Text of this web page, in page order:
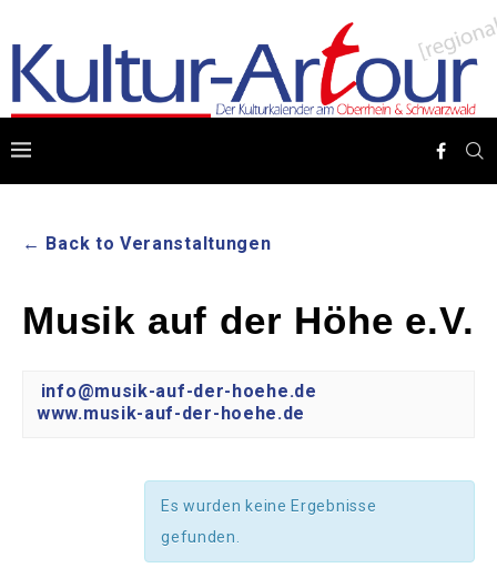
← Back to Veranstaltungen
Musik auf der Höhe e.V.
info@musik-auf-der-hoehe.de
www.musik-auf-der-hoehe.de
Es wurden keine Ergebnisse
gefunden.